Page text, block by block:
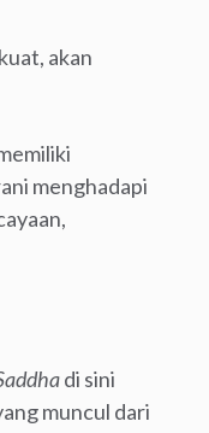
akan
menghadapi
di sini
muncul dari